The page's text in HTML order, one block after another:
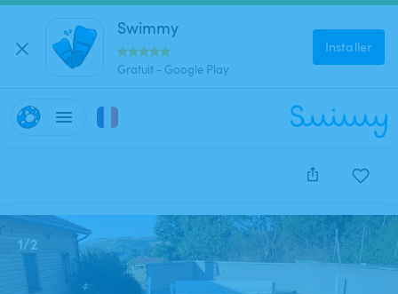
Swimmy
Gratuit - Google Play
Installer
Cette annonce est close et ne peut être réservée.
1/2